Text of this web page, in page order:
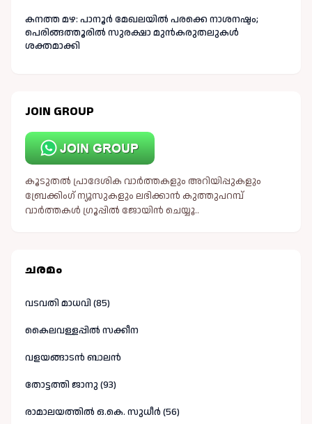
കനത്ത മഴ: പാനൂർ മേഖലയിൽ പരക്കെ നാശനഷ്ടം;
പെരിങ്ങത്തൂരിൽ സുരക്ഷാ മുൻകരുതലുകൾ
ശക്തമാക്കി
JOIN GROUP
കൂടുതൽ പ്രാദേശിക വാർത്തകളും അറിയിപ്പുകളും
ബ്രേക്കിംഗ് ന്യൂസുകളും ലഭിക്കാൻ കുത്തുപറമ്പ്
വാർത്തകൾ ഗ്രൂപ്പിൽ ജോയിൻ ചെയ്യൂ..
ചരമം
വടവതി മാധവി (85)
കൈലവള്ളപ്പിൽ സക്കീന
വളയങ്ങാടൻ ബാലൻ
തോട്ടത്തി ജാനു (93)
രാമാലയത്തിൽ ഒ.കെ. സുധീർ (56)